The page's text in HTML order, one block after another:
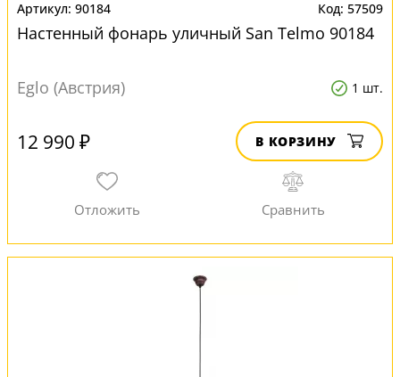
90184 57509
Настенный фонарь уличный San Telmo 90184
Eglo (Австрия) 1 шт.
12 990 ₽ В КОРЗИНУ